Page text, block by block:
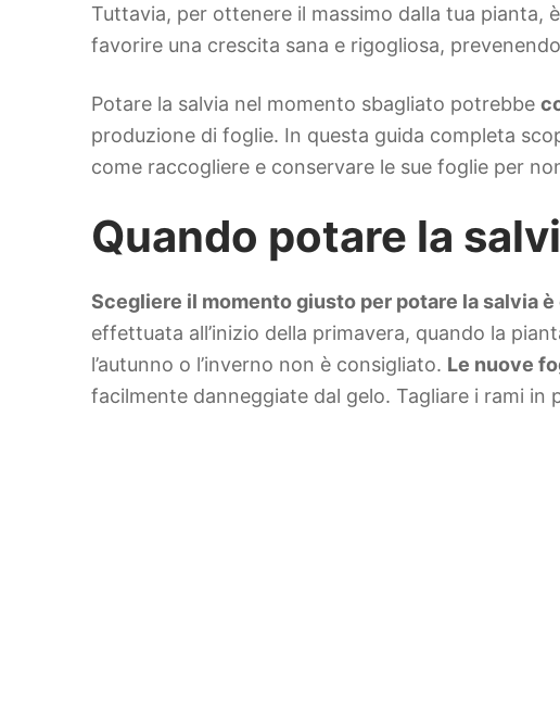
Tuttavia, per ottenere il massimo dalla tua pianta,
favorire una crescita sana e rigogliosa,
Potare la salvia nel momento sbagliato potrebbe
produzione di foglie. In questa guida completa
come raccogliere e conservare le sue foglie per
Quando potare la
Scegliere il momento giusto per potare la salvia
effettuata all’inizio della primavera, quando la
l’autunno o l’inverno non è consigliato. Le nuove
facilmente danneggiate dal gelo. Tagliare i rami